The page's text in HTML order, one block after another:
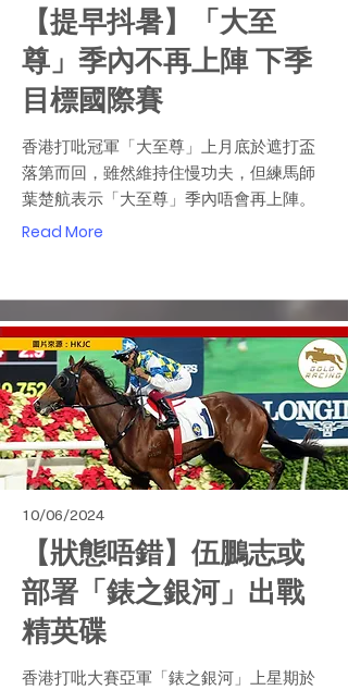
【提早抖暑】「大至
尊」季內不再上陣 下季
目標國際賽
香港打吡冠軍「大至尊」上月底於遮打盃
落第而回，雖然維持住慢功夫，但練馬師
葉楚航表示「大至尊」季內唔會再上陣。
Read More
10/06/2024
【狀態唔錯】伍鵬志或
部署「錶之銀河」出戰
精英碟
香港打吡大賽亞軍「錶之銀河」上星期於